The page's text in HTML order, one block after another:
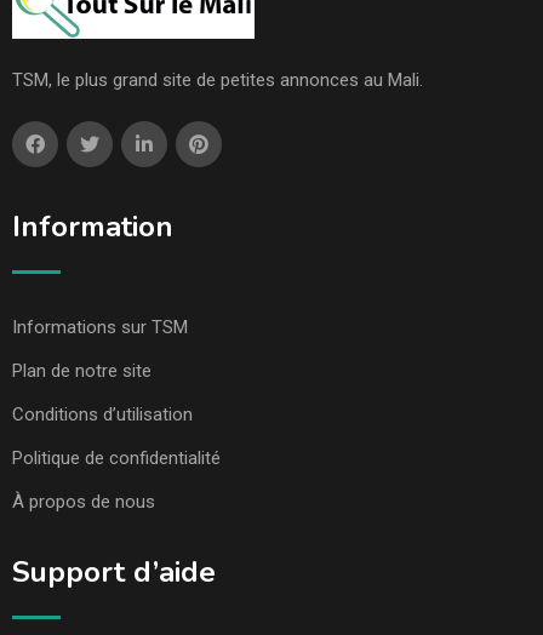
TSM, le plus grand site de petites annonces au Mali.
Information
Informations sur TSM
Plan de notre site
Conditions d’utilisation
Politique de confidentialité
À propos de nous
Support d’aide